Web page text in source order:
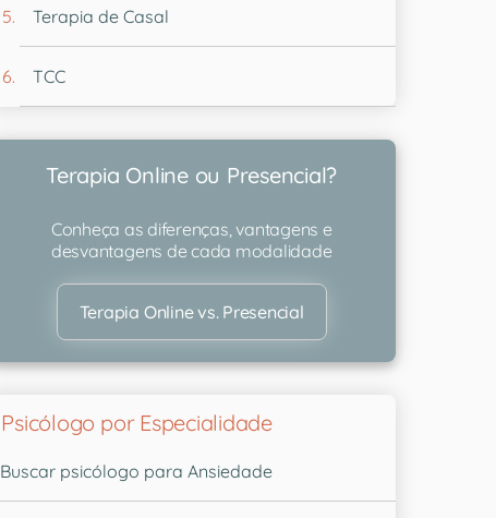
Terapia de Casal
TCC
Terapia Online ou Presencial?
Conheça as diferenças, vantagens e
desvantagens de cada modalidade
Terapia Online vs. Presencial
Psicólogo por Especialidade
Buscar psicólogo para Ansiedade